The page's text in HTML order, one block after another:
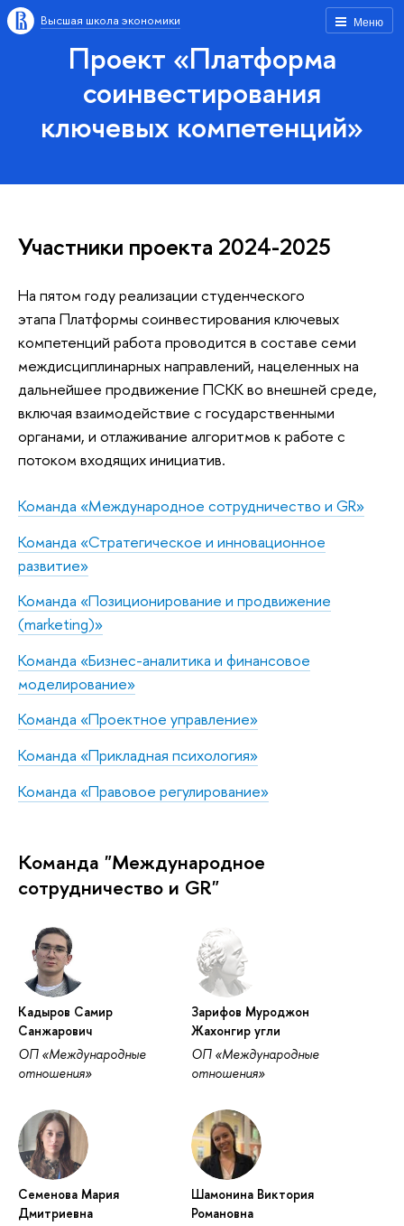
Меню
Высшая школа экономики
Проект «Платформа
соинвестирования
ключевых компетенций»
Участники проекта 2024-2025
На пятом году реализации студенческого
этапа Платформы соинвестирования ключевых
компетенций работа проводится в составе семи
междисциплинарных направлений, нацеленных на
дальнейшее продвижение ПСКК во внешней среде,
включая взаимодействие с государственными
органами, и отлаживание алгоритмов к работе с
потоком входящих инициатив.
Команда «Международное сотрудничество и GR»
Команда «Стратегическое и инновационное
развитие»
Команда «Позиционирование и продвижение
(marketing)»
Команда «Бизнес-аналитика и финансовое
моделирование»
Команда «Проектное управление»
Команда «Прикладная психология»
Команда «Правовое регулирование»
Команда "Международное
сотрудничество и GR"
Кадыров Самир
Санжарович
ОП «Международные
отношения»
Зарифов Муроджон
Жахонгир угли
ОП «Международные
отношения»
Семенова Мария
Дмитриевна
Шамонина Виктория
Романовна